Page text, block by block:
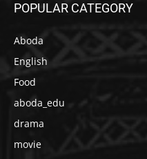
POPULAR CATEGORY
Aboda
English
Food
aboda_edu
drama
movie